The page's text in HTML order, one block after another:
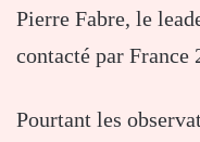
Pierre Fabre, le
contacté par France
Pourtant les